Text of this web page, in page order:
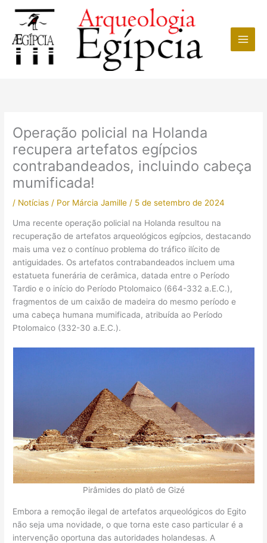
conteúdo
Operação policial na Holanda
recupera artefatos egípcios
contrabandeados, incluindo cabeça
mumificada!
/ Notícias / Por Márcia Jamille / 5 de setembro de 2024
Uma recente operação policial na Holanda resultou na
recuperação de artefatos arqueológicos egípcios, destacando
mais uma vez o contínuo problema do tráfico ilícito de
antiguidades. Os artefatos contrabandeados incluem uma
estatueta funerária de cerâmica, datada entre o Período
Tardio e o início do Período Ptolomaico (664-332 a.E.C.),
fragmentos de um caixão de madeira do mesmo período e
uma cabeça humana mumificada, atribuída ao Período
Ptolomaico (332-30 a.E.C.).
Pirâmides do platô de Gizé
Embora a remoção ilegal de artefatos arqueológicos do Egito
não seja uma novidade, o que torna este caso particular é a
intervenção oportuna das autoridades holandesas. A